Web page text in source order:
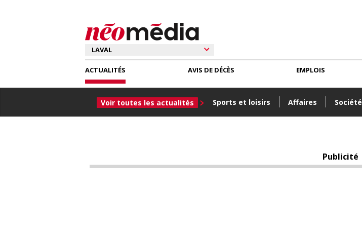
ACTUALITÉS
Voir toutes les actualités Sports et loisirs Affaires Société
AVIS DE DÉCÈS EMPLOIS
Publicité